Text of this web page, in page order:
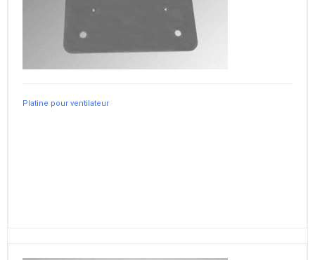
Platine pour ventilateur